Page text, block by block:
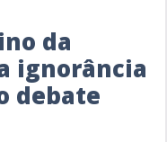
da
ignorância
debate